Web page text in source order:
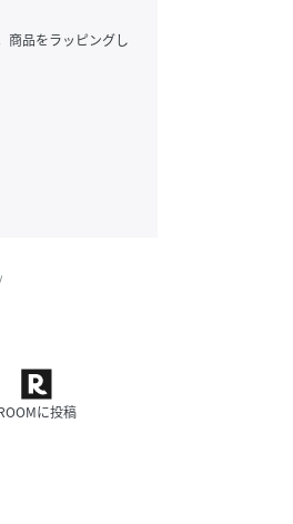
商品をラッピングし
に投稿